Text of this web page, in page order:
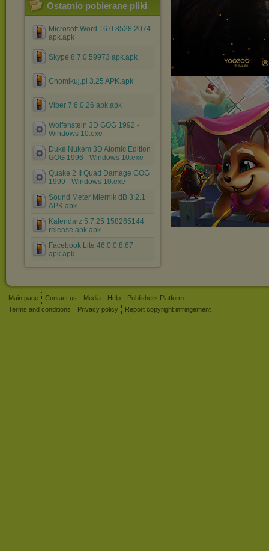
Ostatnio pobierane pliki
Microsoft Word 16.0.8528.2074
apk.apk
Skype 8.7.0.59973 apk.apk
Chomikuj.pl 3.25 APK.apk
Viber 7.6.0.26 apk.apk
Wolfenstein 3D GOG 1992 -
Windows 10.exe
Duke Nukem 3D Atomic Edition
GOG 1996 - Windows 10.exe
Quake 2 II Quad Damage GOG
1999 - Windows 10.exe
Sound Meter Miernik dB 3.2.1
APK.apk
Kalendarz 5.7.25 158265144
release apk.apk
Facebook Lite 46.0.0.8.67
apk.apk
Main page Contact us Media Help
Publishers Platform
Terms and conditions
Privacy policy Report copyright infringement